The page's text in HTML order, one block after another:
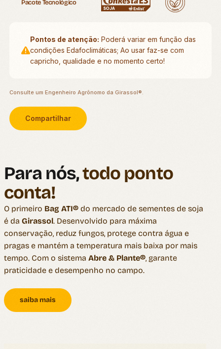
Pacote Tecnológico
Pontos de atenção: Poderá variar em função das
condições Edafoclimáticas; Ao usar faz-se com
capricho, qualidade e no momento certo!
Consulte um Engenheiro Agrônomo da Girassol®.
Compartilhar
Para nós,todo ponto
conta!
O primeiro Bag ATI® do mercado de sementes de soja
é da Girassol. Desenvolvido para máxima
conservação, reduz fungos, protege contra água e
pragas e mantém a temperatura mais baixa por mais
tempo. Com o sistema Abre & Plante®, garante
praticidade e desempenho no campo.
saiba mais